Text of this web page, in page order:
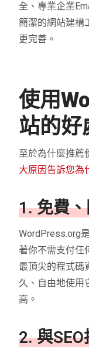
全、專業企業
簡潔的網站建構
更完善。
使用
站的好
至於為什麼推薦
大原因告訴您為
1. 免費
WordPress.org
著你不需支付任
最頂尖的程式碼
久、自由地使用
高。
2. 與